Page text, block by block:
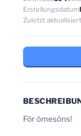
Erstellungsdatum
Zuletzt aktualisiert
För ömesöns!